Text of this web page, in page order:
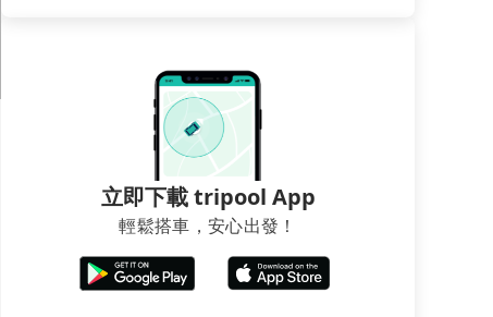
立即下載 tripool App
輕鬆搭車，安心出發！